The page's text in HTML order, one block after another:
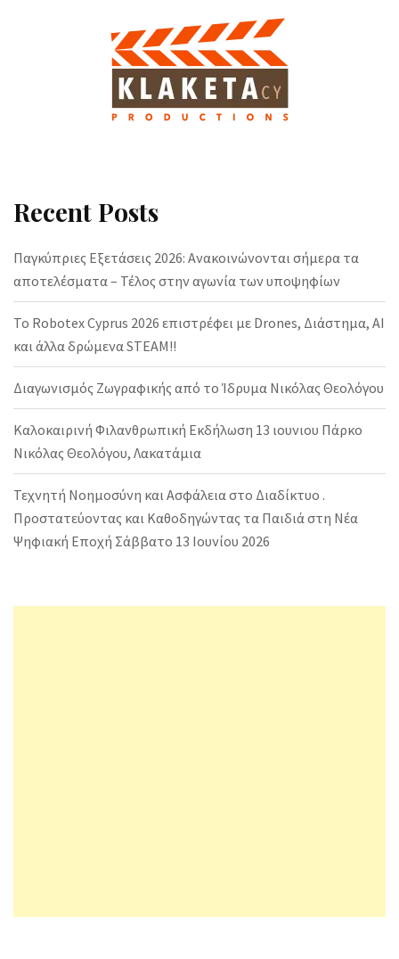
Recent Posts
Παγκύπριες Εξετάσεις 2026: Ανακοινώνονται σήμερα τα
αποτελέσματα – Τέλος στην αγωνία των υποψηφίων
Το Robotex Cyprus 2026 επιστρέφει με Drones, Διάστημα, AI
και άλλα δρώμενα STEAM!!
Διαγωνισμός Ζωγραφικής από το Ίδρυμα Νικόλας Θεολόγου
Καλοκαιρινή Φιλανθρωπική Εκδήλωση 13 ιουνιου Πάρκο
Νικόλας Θεολόγου, Λακατάμια
Τεχνητή Νοημοσύνη και Ασφάλεια στο Διαδίκτυο .
Προστατεύοντας και Καθοδηγώντας τα Παιδιά στη Νέα
Ψηφιακή Εποχή Σάββατο 13 Ιουνίου 2026